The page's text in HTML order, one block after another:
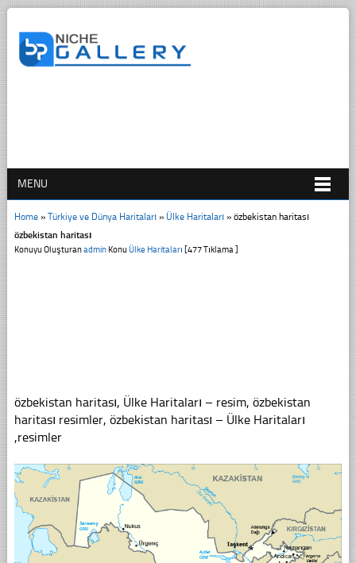
MENU
Home» Türkiye ve Dünya Haritaları» Ülke Haritaları» özbekistan haritası
özbekistan haritası
Konuyu OluşturanadminKonu Ülke Haritaları [477 Tıklama ]
özbekistan haritası, Ülke Haritaları – resim, özbekistan
haritası resimler, özbekistan haritası – Ülke Haritaları
,resimler